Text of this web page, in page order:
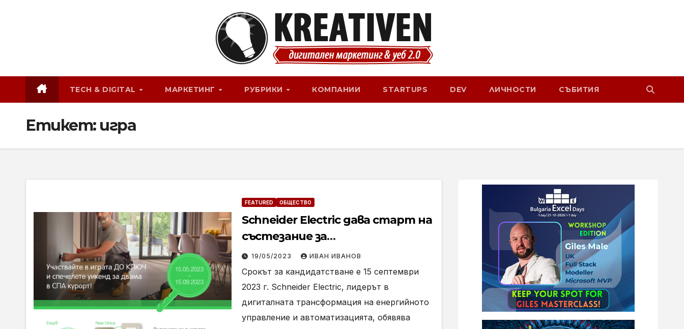
TECH & DIGITAL МАРКЕТИНГ РУБРИКИ КОМПАНИИ STARTUPS DEV ЛИЧНОСТИ СЪБИТИЯ
Етикет: игра
FEATURED ОБЩЕСТВО
Schneider Electric дава старт на
състезание за
електроинсталатори – „До
ключ“
19/05/2023 ИВАН ИВАНОВ
Срокът за кандидатстване е 15 септември
2023 г. Schneider Electric, лидерът в
дигиталната трансформация на енергийното
управление и автоматизацията, обявява